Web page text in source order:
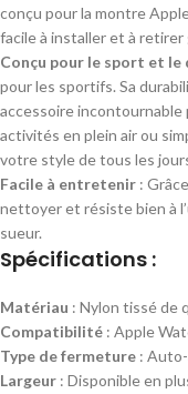
conçu pour la montre
facile à installer et à
Conçu pour le sport et
pour les sportifs. Sa
accessoire incontournable
activités en plein air ou
votre style de tous les
Facile à entretenir :
nettoyer et résiste bien à
sueur.
Spécifications :
Matériau : Nylon tissé de
Compatibilité : Apple
Type de fermeture :
Largeur : Disponible en